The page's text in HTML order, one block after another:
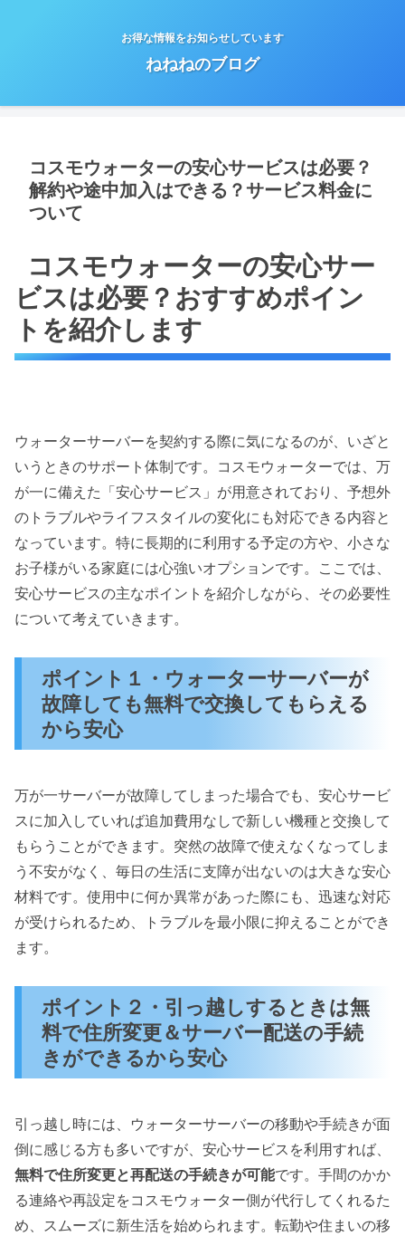
お得な情報をお知らせしています
ねねねのブログ
コスモウォーターの安心サービスは必要？
解約や途中加入はできる？サービス料金に
ついて
コスモウォーターの安心サー
ビスは必要？おすすめポイン
トを紹介します
ウォーターサーバーを契約する際に気になるのが、いざと
いうときのサポート体制です。コスモウォーターでは、万
が一に備えた「安心サービス」が用意されており、予想外
のトラブルやライフスタイルの変化にも対応できる内容と
なっています。特に長期的に利用する予定の方や、小さな
お子様がいる家庭には心強いオプションです。ここでは、
安心サービスの主なポイントを紹介しながら、その必要性
について考えていきます。
ポイント１・ウォーターサーバーが
故障しても無料で交換してもらえる
から安心
万が一サーバーが故障してしまった場合でも、安心サービ
スに加入していれば追加費用なしで新しい機種と交換して
もらうことができます。突然の故障で使えなくなってしま
う不安がなく、毎日の生活に支障が出ないのは大きな安心
材料です。使用中に何か異常があった際にも、迅速な対応
が受けられるため、トラブルを最小限に抑えることができ
ます。
ポイント２・引っ越しするときは無
料で住所変更＆サーバー配送の手続
きができるから安心
引っ越し時には、ウォーターサーバーの移動や手続きが面
倒に感じる方も多いですが、安心サービスを利用すれば、
無料で住所変更と再配送の手続きが可能です。手間のかか
る連絡や再設定をコスモウォーター側が代行してくれるた
め、スムーズに新生活を始められます。転勤や住まいの移